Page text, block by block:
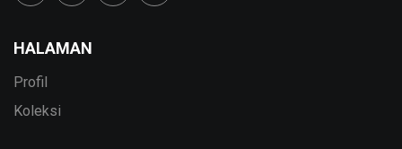
HALAMAN
Profil
Koleksi